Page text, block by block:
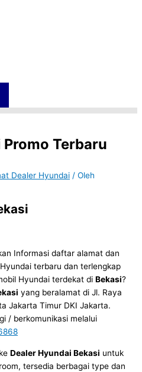
Terbaru
Dealer Hyundai / Oleh
Informasi daftar alamat dan
terbaru dan terlengkap
Hyundai terdekat diBekasi?
yang beralamat di Jl. Raya
Jakarta Timur DKI Jakarta.
/ berkomunikasi melalui
Dealer Hyundai Bekasi untuk
tersedia berbagai type dan